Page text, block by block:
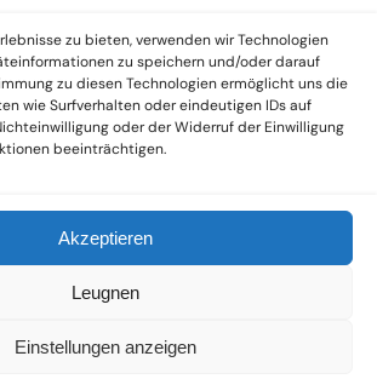
zu bieten, verwenden wir Technologien
zu speichern und/oder darauf
zu diesen Technologien ermöglicht uns die
wie Surfverhalten oder eindeutigen IDs auf
oder der Widerruf der Einwilligung
beeinträchtigen.
Akzeptieren
Leugnen
Einstellungen anzeigen
Plattform.
Auswahl an sowohl hochgradig
auch Mainstream-Titeln und -Formaten auf
Medien.
gebrauchte, nach Zustand bewertete
für unabhängige Künstler und
hochwertige, maßgeschneiderte Lösungen
Erfahrung in der Musikindustrie.
Records & Vinyl Production – DUBOX –
Records – MOVA Museum of Vinyl Arts